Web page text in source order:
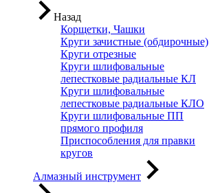
Назад
Корщетки, Чашки
Круги зачистные (обдирочные)
Круги отрезные
Круги шлифовальные
лепестковые радиальные КЛ
Круги шлифовальные
лепестковые радиальные КЛО
Круги шлифовальные ПП
прямого профиля
Приспособления для правки
кругов
Алмазный инструмент